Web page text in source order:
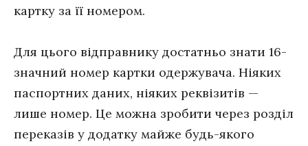
картку за її номером.
Для цього відправнику достатньо знати 16-
значний номер картки одержувача. Ніяких
паспортних даних, ніяких реквізитів —
лише номер. Це можна зробити через розділ
переказів у додатку майже будь-якого